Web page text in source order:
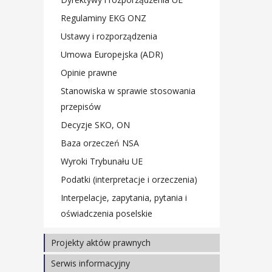
Prezentacje materiałów z seminariów
Regulaminy EKG ONZ
Ustawy i rozporządzenia
Umowa Europejska (ADR)
Opinie prawne
Stanowiska w sprawie stosowania
przepisów
Decyzje SKO, ON
Baza orzeczeń NSA
Wyroki Trybunału UE
Podatki (interpretacje i orzeczenia)
Interpelacje, zapytania, pytania i
oświadczenia poselskie
Projekty aktów prawnych
Ustawy
Serwis informacyjny